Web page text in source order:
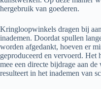
hergebruik van goederen.
Kringloopwinkels dragen bij
inademen. Doordat spullen
worden afgedankt, hoeven er
geproduceerd en vervoerd. Het
mee een directe bijdrage aan
resulteert in het inademen van